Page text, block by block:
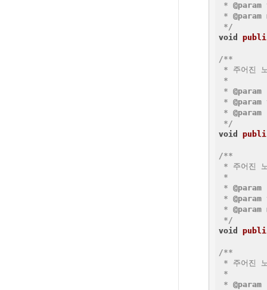
* @param
* @param
*/
void
/**
* 주어진
*
* @param
* @param
* @param
*/
void
/**
* 주어진
*
* @param
* @param
* @param
*/
void
/**
* 주어진
*
* @param